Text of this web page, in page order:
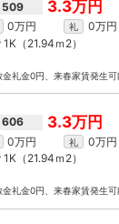
509 3.3万円
0万円 礼
0万円
1K（21.94ｍ 2）
礼金0円、来春家賃発生
606 3.3万円
0万円 礼
0万円
1K（21.94ｍ 2）
礼金0円、来春家賃発生